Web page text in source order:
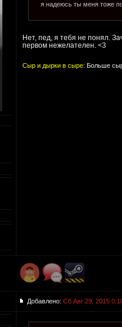
я надеюсь ты меня тоже
Нет, пед, я тебя не понял.
первом нежелателен. <3
Сыр и дырки в сыре: Больше
Добавлено: Сб Авг 29, 2015